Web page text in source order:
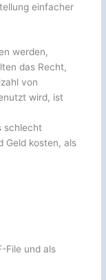
einfacher
werden,
das Recht,
von
wird, ist
schlecht
Geld kosten, als
File und als